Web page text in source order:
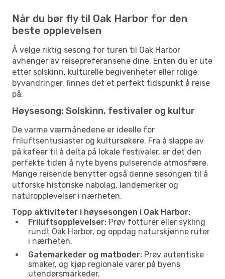
Når du bør fly til Oak Harbor for den
beste opplevelsen
Å velge riktig sesong for turen til Oak Harbor
avhenger av reisepreferansene dine. Enten du er ute
etter solskinn, kulturelle begivenheter eller rolige
byvandringer, finnes det et perfekt tidspunkt å reise
på.
Høysesong: Solskinn, festivaler og kultur
De varme værmånedene er ideelle for
friluftsentusiaster og kultursøkere. Fra å slappe av
på kafeer til å delta på lokale festivaler, er det den
perfekte tiden å nyte byens pulserende atmosfære.
Mange reisende benytter også denne sesongen til å
utforske historiske nabolag, landemerker og
naturopplevelser i nærheten.
Topp aktiviteter i høysesongen i Oak Harbor:
Friluftsopplevelser: Prøv fotturer eller sykling
rundt Oak Harbor, og oppdag naturskjønne ruter
i nærheten.
Gatemarkeder og matboder: Prøv autentiske
smaker, og kjøp regionale varer på byens
utendørsmarkeder.